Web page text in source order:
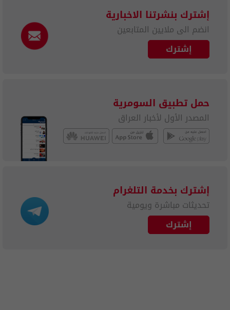
إشترك بنشرتنا الاخبارية
انضم الى ملايين المتابعين
إشترك
حمل تطبيق السومرية
المصدر الأول لأخبار العراق
إشترك بخدمة التلغرام
تحديثات مباشرة ويومية
إشترك